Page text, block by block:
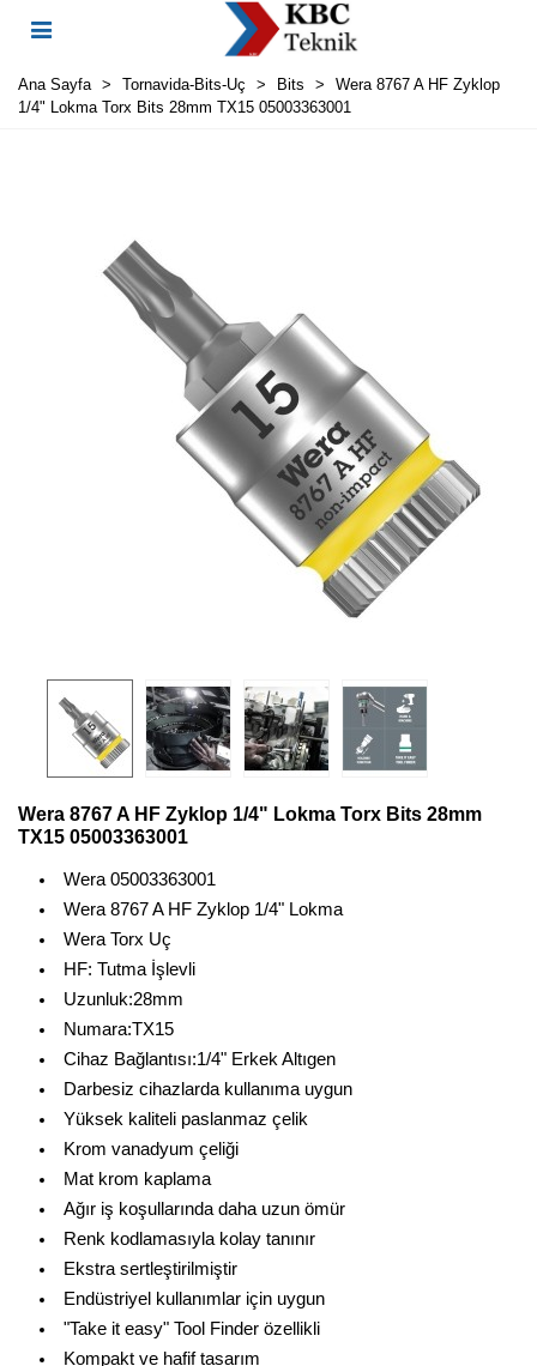
Ana Sayfa > Tornavida-Bits-Uç > Bits >
Wera 8767 A HF Zyklop
1/4" Lokma Torx Bits 28mm TX15 05003363001
Wera 8767 A HF Zyklop 1/4" Lokma Torx Bits 28mm
TX15 05003363001
Wera 05003363001
Wera 8767 A HF Zyklop 1/4" Lokma
Wera Torx Uç
HF: Tutma İşlevli
Uzunluk:28mm
Numara:TX15
Cihaz Bağlantısı:1/4" Erkek Altıgen
Darbesiz cihazlarda kullanıma uygun
Yüksek kaliteli paslanmaz çelik
Krom vanadyum çeliği
Mat krom kaplama
Ağır iş koşullarında daha uzun ömür
Renk kodlamasıyla kolay tanınır
Ekstra sertleştirilmiştir
Endüstriyel kullanımlar için uygun
"Take it easy" Tool Finder özellikli
Kompakt ve hafif tasarım